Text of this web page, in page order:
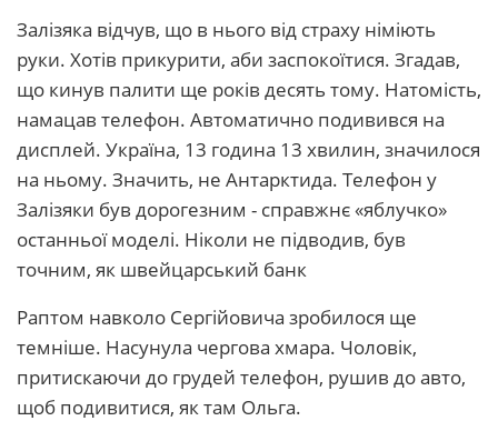
Залізяка відчув, що в нього від страху німіють
руки. Хотів прикурити, аби заспокоїтися. Згадав,
що кинув палити ще років десять тому. Натомість,
намацав телефон. Автоматично подивився на
дисплей. Україна, 13 година 13 хвилин, значилося
на ньому. Значить, не Антарктида. Телефон у
Залізяки був дорогезним - справжнє «яблучко»
останньої моделі. Ніколи не підводив, був
точним, як швейцарський банк
Раптом навколо Сергійовича зробилося ще
темніше. Насунула чергова хмара. Чоловік,
притискаючи до грудей телефон, рушив до авто,
щоб подивитися, як там Ольга.